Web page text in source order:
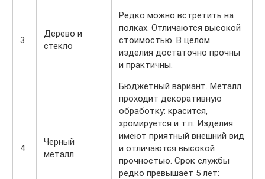
3
Дерево и
стекло
Редко можно встретить на
полках. Отличаются высокой
стоимостью. В целом
изделия достаточно прочны
и практичны.
4
Черный
металл
Бюджетный вариант. Металл
проходит декоративную
обработку: красится,
хромируется и т.п. Изделия
имеют приятный внешний вид
и отличаются высокой
прочностью. Срок службы
редко превышает 5 лет: